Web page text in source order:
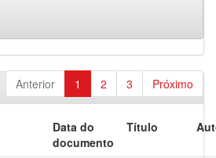
Anterior 1 2 3 Próximo
Data do
documento
Título